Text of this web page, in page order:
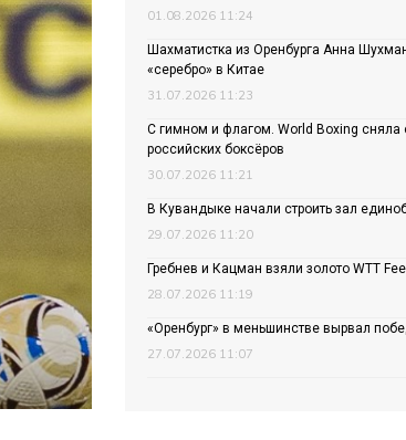
01.08.2026 11:24
Шахматистка из Оренбурга Анна
«серебро» в Китае
31.07.2026 11:23
С гимном и флагом. World Boxing сняла
российских боксёров
30.07.2026 11:21
В Кувандыке начали строить зал
29.07.2026 11:20
Гребнев и Кацман взяли золото WTT
28.07.2026 11:19
«Оренбург» в меньшинстве вырвал
27.07.2026 11:07